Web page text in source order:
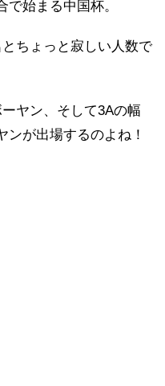
始まる中国杯。
ちょっと寂しい人数で
ヤン、そして3Aの幅
ンが出場するのよね！